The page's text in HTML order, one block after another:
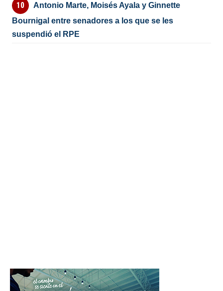
Antonio Marte, Moisés Ayala y Ginnette
Bournigal entre senadores a los que se les
suspendió el RPE